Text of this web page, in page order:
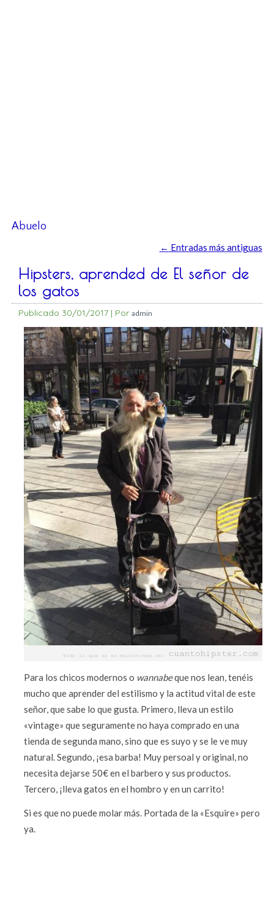
Abuelo
← Entradas más antiguas
Hipsters, aprended de El señor de
los gatos
Publicado 30/01/2017 | Por admin
Para los chicos modernos o wannabeque nos lean, tenéis
mucho que aprender del estilismo y la actitud vital de este
señor, que sabe lo que gusta. Primero, lleva un estilo
«vintage» que seguramente no haya comprado en una
tienda de segunda mano, sino que es suyo y se le ve muy
natural. Segundo, ¡esa barba! Muy persoal y original, no
necesita dejarse 50€ en el barbero y sus productos.
Tercero, ¡lleva gatos en el hombro y en un carrito!
Si es que no puede molar más. Portada de la «Esquire» pero
ya.